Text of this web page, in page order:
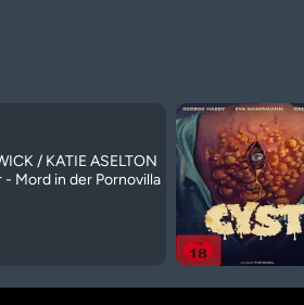
/ KATIE ASELTON
- Mord in der Pornovilla